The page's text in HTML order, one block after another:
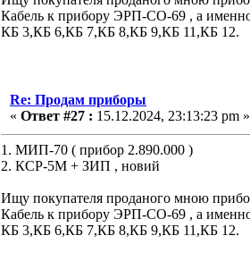
Кабель к прибору ЭРП-СО-69 , а
КБ 3,КБ 6,КБ 7,КБ 8,КБ 9,КБ 11,КБ 12.
Re: Продам приборы
« Ответ #27 : 15.12.2024, 23:13:23 pm »
1. МИП-70 ( прибор 2.890.000 )
2. КСР-5М + ЗИП , новий
Ищу покупателя проданого мною
Кабель к прибору ЭРП-СО-69 , а
КБ 3,КБ 6,КБ 7,КБ 8,КБ 9,КБ 11,КБ 12.